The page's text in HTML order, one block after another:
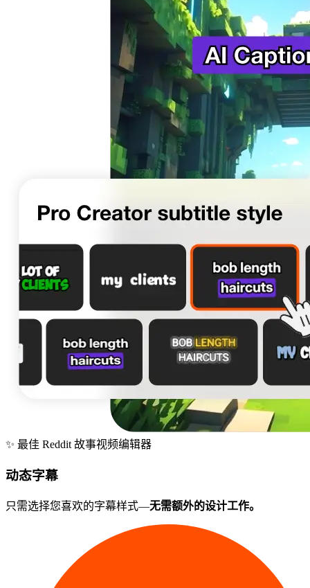
✨ 最佳 Reddit 故事视频编辑器
动态字幕
只需选择您喜欢的字幕样式—无需额外的设计工作。